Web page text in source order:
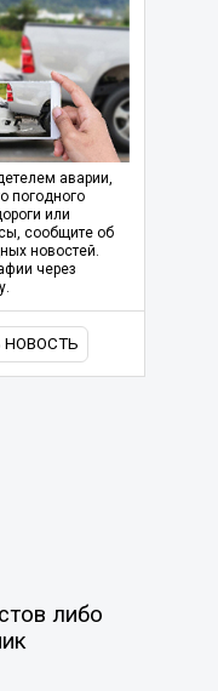
аварии,
погодного
или
сообщите об
новостей.
через
либо